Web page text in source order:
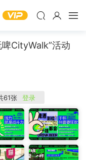
CityWalk”活动
61张 登录